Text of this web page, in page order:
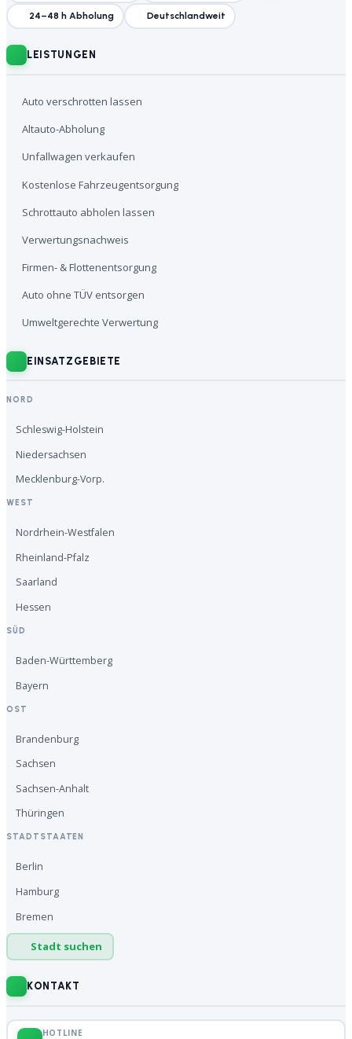
24–48 h Abholung Deutschlandweit
LEISTUNGEN
Auto verschrotten lassen
Altauto-Abholung
Unfallwagen verkaufen
Kostenlose Fahrzeugentsorgung
Schrottauto abholen lassen
Verwertungsnachweis
Firmen- & Flottenentsorgung
Auto ohne TÜV entsorgen
Umweltgerechte Verwertung
EINSATZGEBIETE
NORD
Schleswig-Holstein
Niedersachsen
Mecklenburg-Vorp.
WEST
Nordrhein-Westfalen
Rheinland-Pfalz
Saarland
Hessen
SÜD
Baden-Württemberg
Bayern
OST
Brandenburg
Sachsen
Sachsen-Anhalt
Thüringen
STADTSTAATEN
Berlin
Hamburg
Bremen
Stadt suchen
KONTAKT
HOTLINE